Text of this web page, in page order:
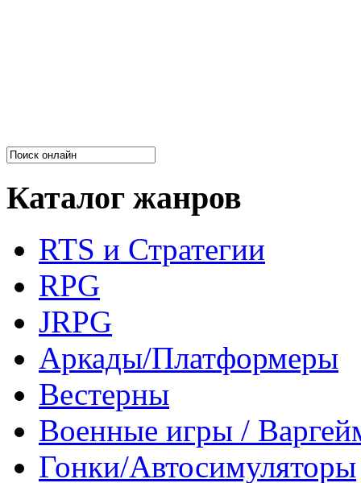
Каталог жанров
RTS и Стратегии
RPG
JRPG
Аркады/Платформеры
Вестерны
Военные игры /
Гонки/Автосимуляторы